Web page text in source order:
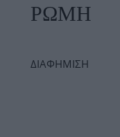
ΡΩΜΗ
ΔΙΑΦΗΜΙΣΗ